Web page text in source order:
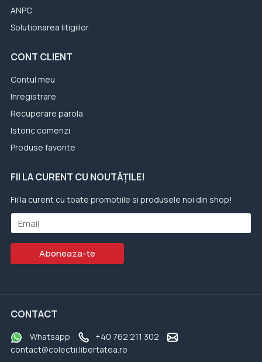
ANPC
Solutionarea litigiilor
CONT CLIENT
Contul meu
Inregistrare
Recuperare parola
Istoric comenzi
Produse favorite
FII LA CURENT CU NOUTĂȚILE!
Fii la curent cu toate promotiile si produsele noi din shop!
Email
Aboneaza-te
CONTACT
Whatsapp
+40 762 211 302
contact@colectii.libertatea.ro